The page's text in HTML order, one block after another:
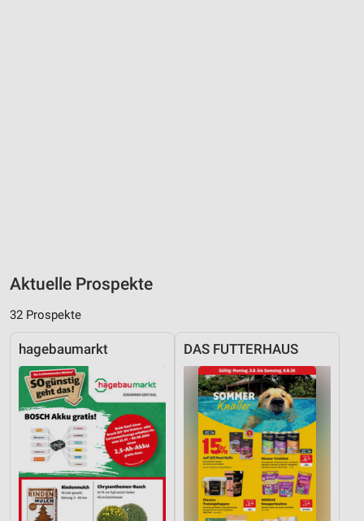
Aktuelle Prospekte
32 Prospekte
hagebaumarkt DAS FUTTERHAUS